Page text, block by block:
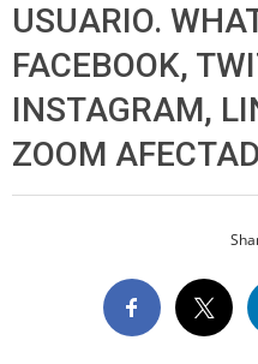
USUARIO.
FACEBOOK,
INSTAGRAM,
ZOOM